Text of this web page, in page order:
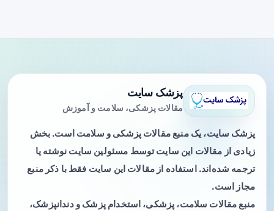
پزشک سایت
مقالات پزشکی، سلامت و آموزش
پزشک سایت، یک منبع مقالات پزشکی و سلامت است. بخش
زیادی از مقالات این سایت توسط مسئولین سایت نوشته یا
ترجمه شده‌اند. استفاده از مقالات این سایت فقط با ذکر منبع
مجاز است.
منبع مقالات سلامت، پزشکی، استخدام پزشک و دندانپزشک،